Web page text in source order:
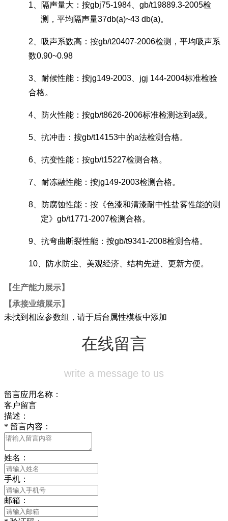
1 、隔声量大：按gbj75-1984 gb/t19889.3-2005检
测，平均隔声量37db(a)~43 db(a)。
2 、吸声系数高：按gb/t20407-2006检测，平均吸声系
数0.90~0.98
3 、耐候性能：按jg149-2003 jgj 144-2004标准检验
合格。
4 、防火性能：按gb/t8626-2006标准检测达到 a级。
5 、抗冲击：按gb/t14153中的a法检测合格。
6 、抗变性能：按gb/t15227检测合格。
7 、耐冻融性能：按jg149-2003检测合格。
8 、防腐蚀性能：按《色漆和清漆耐中性盐雾性能的测
定》 gb/t1771-2007检测合格。
9 、抗弯曲断裂性能：按gb/t9341-2008检测合格。
10 、防水防尘、美观经济、结构先进、更新方便。
【生产能力展示】
【承接业绩展示】
未找到相应参数组，请于后台属性模板中添加
在线留言
write a message to us
留言应用名称：
客户留言
描述：
* 留言内容：
姓名：
手机：
邮箱：